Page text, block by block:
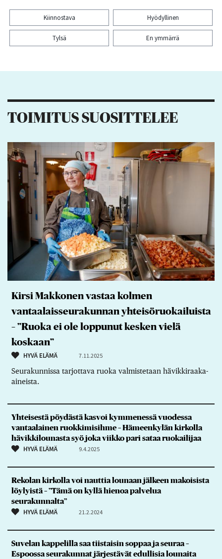
Kiinnostava Hyödyllinen
Tylsä En ymmärrä
TOIMITUS SUOSITTELEE
Kirsi Makkonen vastaa kolmen
vantaalaisseurakunnan yhteisöruokailuista
– ”Ruoka ei ole loppunut kesken vielä
koskaan”
HYVÄ ELÄMÄ 7.11.2025
Seurakunnissa tarjottava ruoka valmistetaan hävikkiraaka-
aineista.
Yhteisestä pöydästä kasvoi kymmenessä vuodessa
vantaalainen ruokkimisihme – Hämeenkylän kirkolla
hävikkilounasta syö joka viikko pari sataa ruokailijaa
HYVÄ ELÄMÄ 9.4.2025
Rekolan kirkolla voi nauttia lounaan jälkeen makoisista
löylyistä – ”Tämä on kyllä hienoa palvelua
seurakunnalta”
HYVÄ ELÄMÄ 21.2.2024
Suvelan kappelilla saa tiistaisin soppaa ja seuraa –
Espoossa seurakunnat järjestävät edullisia lounaita